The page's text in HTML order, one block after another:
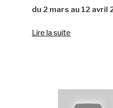
du 2 mars au 12 avril
Lire la suite